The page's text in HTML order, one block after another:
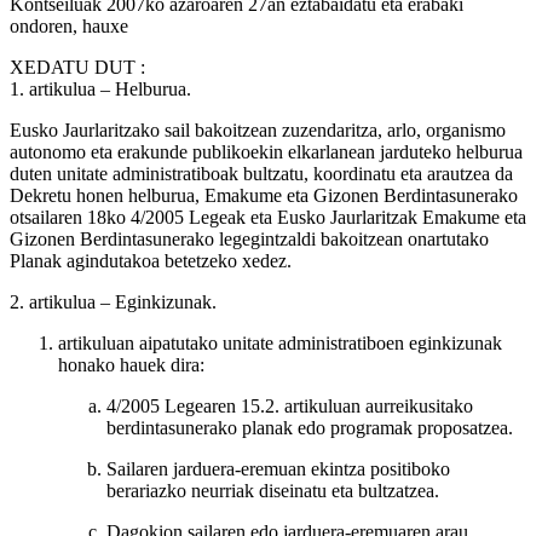
ondoren, hauxe
XEDATU DUT :
1. artikulua – Helburua.
Eusko Jaurlaritzako sail bakoitzean zuzendaritza, arlo, organismo
autonomo eta erakunde publikoekin elkarlanean jarduteko helburua
duten unitate administratiboak bultzatu, koordinatu eta arautzea da
Dekretu honen helburua, Emakume eta Gizonen Berdintasunerako
otsailaren 18ko 4/2005 Legeak eta Eusko Jaurlaritzak Emakume eta
Gizonen Berdintasunerako legegintzaldi bakoitzean onartutako
Planak agindutakoa betetzeko xedez.
2. artikulua – Eginkizunak.
artikuluan aipatutako unitate administratiboen eginkizunak
honako hauek dira:
4/2005 Legearen 15.2. artikuluan aurreikusitako
berdintasunerako planak edo programak proposatzea.
Sailaren jarduera-eremuan ekintza positiboko
berariazko neurriak diseinatu eta bultzatzea.
Dagokion sailaren edo jarduera-eremuaren arau,